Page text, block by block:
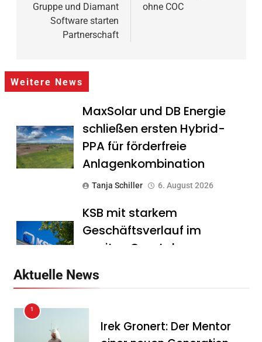
Gruppe und Diamant
Software starten
Partnerschaft
ohne COC
Weitere News
MaxSolar und DB Energie
schließen ersten Hybrid-
PPA für förderfreie
Anlagenkombination
Tanja Schiller 6. August 2026
KSB mit starkem
Geschäftsverlauf im
zweiten Quartal
zum wichtigsten Baustein
Aktuelle News
1
Irek Gronert: Der Mentor